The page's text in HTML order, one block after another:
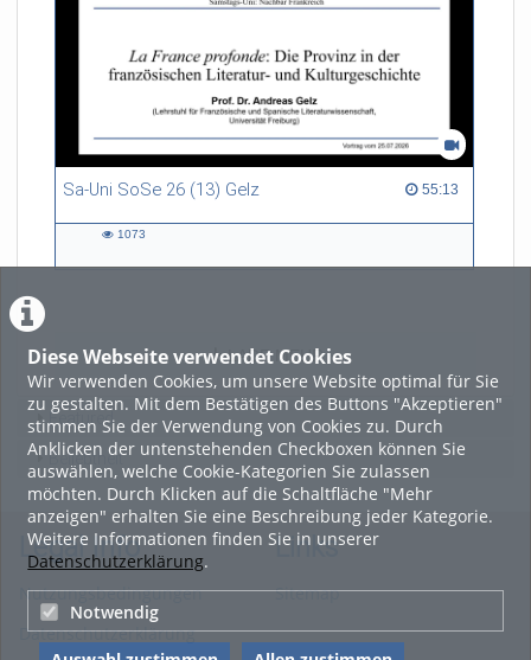
Diese Webseite verwendet Cookies
Wir verwenden Cookies, um unsere Website optimal für Sie
zu gestalten. Mit dem Bestätigen des Buttons "Akzeptieren"
stimmen Sie der Verwendung von Cookies zu. Durch
Anklicken der untenstehenden Checkboxen können Sie
auswählen, welche Cookie-Kategorien Sie zulassen
möchten. Durch Klicken auf die Schaltfläche "Mehr
anzeigen" erhalten Sie eine Beschreibung jeder Kategorie.
Weitere Informationen finden Sie in unserer
Datenschutzerklärung.
Notwendig
Sa-Uni SoSe 26 (13) Gelz 55:13
55:13 duration
1073
LADE MEHR
Featured
Beliebtheit
Legal Info
Nutzungsbedingungen
Datenschutzerklärung
Links
Sitemap